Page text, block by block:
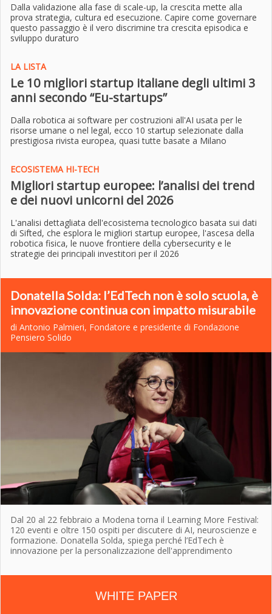
Dalla validazione alla fase di scale-up, la crescita mette alla
prova strategia, cultura ed esecuzione. Capire come governare
questo passaggio è il vero discrimine tra crescita episodica e
sviluppo duraturo
LA LISTA
Le 10 migliori startup italiane degli ultimi 3
anni secondo “Eu-startups”
Dalla robotica ai software per costruzioni all'AI usata per le
risorse umane o nel legal, ecco 10 startup selezionate dalla
prestigiosa rivista europea, quasi tutte basate a Milano
ECOSISTEMA HI-TECH
Migliori startup europee: l’analisi dei trend
e dei nuovi unicorni del 2026
L'analisi dettagliata dell'ecosistema tecnologico basata sui dati
di Sifted, che esplora le migliori startup europee, l'ascesa della
robotica fisica, le nuove frontiere della cybersecurity e le
strategie dei principali investitori per il 2026
Donatella Solda: l’EdTech non è solo scuola, è
innovazione continua con impatto misurabile
di Antonio Palmieri, Fondatore e presidente di Fondazione
Pensiero Solido
Dal 20 al 22 febbraio a Modena torna il Learning More Festival:
120 eventi e oltre 150 ospiti per discutere di AI, neuroscienze e
formazione. Donatella Solda, spiega perché l’EdTech è
innovazione per la personalizzazione dell'apprendimento
WHITE PAPER